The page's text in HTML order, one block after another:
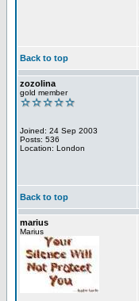
Back to top
zozolina
gold member
Joined: 24 Sep 2003
Posts: 536
Location: London
Back to top
marius
Marius